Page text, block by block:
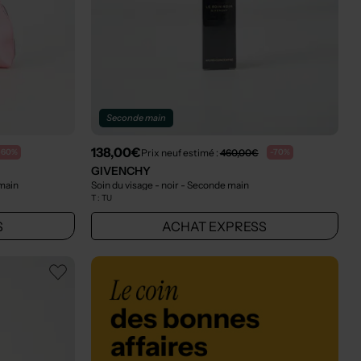
Seconde main
138,00€Prix neuf estimé : 460,00€ -70%
GIVENCHY
Soin du visage - noir - Seconde main
T : TU
ACHAT EXPRESS